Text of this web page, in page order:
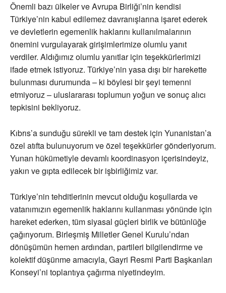
Önemli bazı ülkeler ve Avrupa Birliği’nin kendisi
Türkiye’nin kabul edilemez davranışlarına işaret ederek
ve devletlerin egemenlik haklarını kullanılmalarının
önemini vurgulayarak girişimlerimize olumlu yanıt
verdiler. Aldığımız olumlu yanıtlar için teşekkürlerimizi
ifade etmek istiyoruz. Türkiye’nin yasa dışı bir harekette
bulunması durumunda – ki böylesi bir şeyi temenni
etmiyoruz – uluslararası toplumun yoğun ve sonuç alıcı
tepkisini bekliyoruz.
Kıbrıs’a sunduğu sürekli ve tam destek için Yunanistan’a
özel atıfta bulunuyorum ve özel teşekkürler gönderiyorum.
Yunan hükümetiyle devamlı koordinasyon içerisindeyiz,
yakın ve gıpta edilecek bir işbirliğimiz var.
Türkiye’nin tehditlerinin mevcut olduğu koşullarda ve
vatanımızın egemenlik haklarını kullanması yönünde için
hareket ederken, tüm siyasal güçleri birlik ve bütünlüğe
çağırıyorum. Birleşmiş Milletler Genel Kurulu’ndan
dönüşümün hemen ardından, partileri bilgilendirme ve
kolektif düşünme amacıyla, Gayri Resmi Parti Başkanları
Konseyi’ni toplantıya çağırma niyetindeyim.